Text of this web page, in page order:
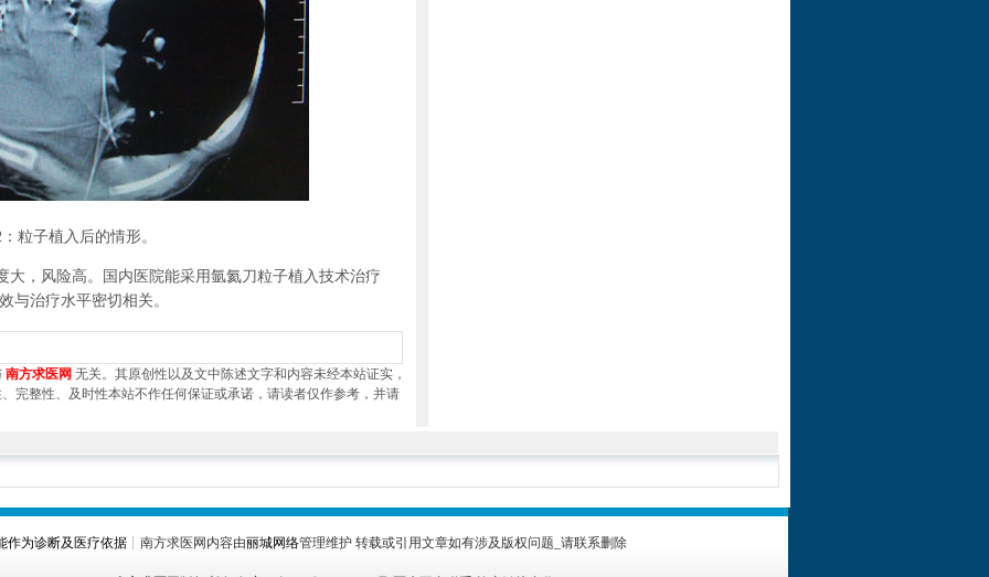
粒子植入后的情形。
，风险高。国内医院能采用氩氦刀粒子植入技术治疗
与治疗水平密切相关。
南方求医网 无关。其原创性以及文中陈述文字和内容未经本站证实，
完整性、及时性本站不作任何保证或承诺，请读者仅作参考，并请
作为诊断及医疗依据┊南方求医网内容由丽城网络管理维护 转载或引用文章如有涉及版权问题_请联系删除